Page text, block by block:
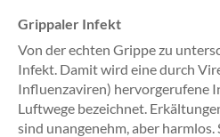
Grippaler Infekt
Von der echten Grippe zu
Infekt. Damit wird eine durch
Influenzaviren) hervorgerufene
Luftwege bezeichnet.
sind unangenehm, aber